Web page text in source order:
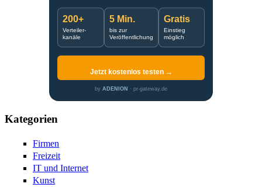
200+
Verteiler-
kanäle
5 Min.
bis zur
Veröffentlichung
Gratis
Einstieg
möglich
Jetzt kostenlos testen →
by ADENION · pr-gateway.de
Kategorien
Firmen
Freizeit
IT und Internet
Kunst